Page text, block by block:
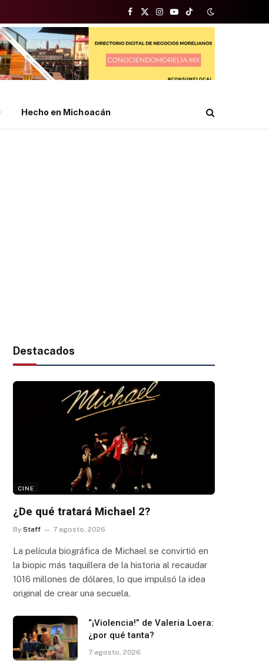
Facebook
X
(Twitter)
Instagram
YouTubeTikTok
Hecho en Michoacán
Destacados
CINE
¿De qué tratará Michael 2?
By Staff 7 agosto, 2026
La película biográfica de Michael se convirtió en
la biopic más taquillera de la historia al recaudar
1016 millones de dólares, lo que impulsó la idea
original de crear una secuela.
“¡Violencia!” de Valeria Loera:
¿por qué tanta?
7 agosto, 2026